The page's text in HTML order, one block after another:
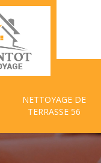
NETTOYAGE DE
TERRASSE 56